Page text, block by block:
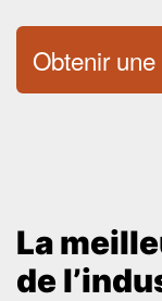
Obtenir
La
de